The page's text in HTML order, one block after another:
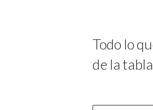
Todo lo
de la